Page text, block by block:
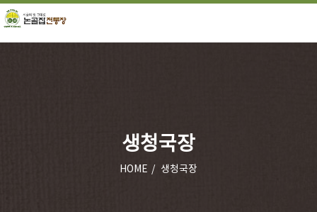
생청국장
HOME 생청국장